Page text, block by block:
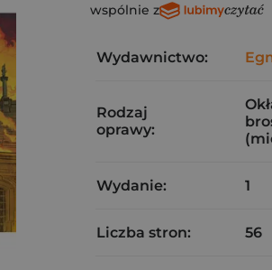
wspólnie z
Wydawnictwo:
Rodzaj
oprawy:
Wydanie: 1
Liczba stron: 56